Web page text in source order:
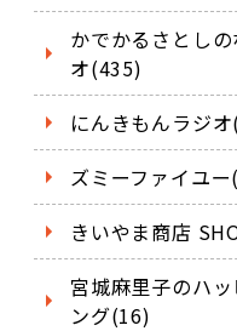
かでかるさとし
オ(435)
にんきもんラジ
ズミーファイユ
きいやま商店
宮城麻里子のハ
ング(16)